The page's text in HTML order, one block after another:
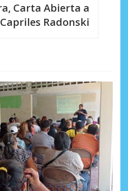
Carta Abierta a
Radonski